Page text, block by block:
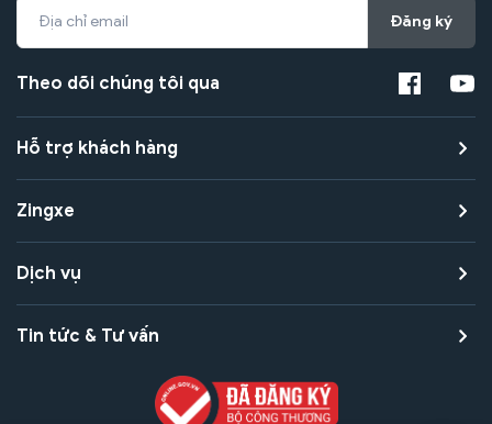
Đăng ký
Theo dõi chúng tôi qua
Hỗ trợ khách hàng
Zingxe
Dịch vụ
Tin tức & Tư vấn